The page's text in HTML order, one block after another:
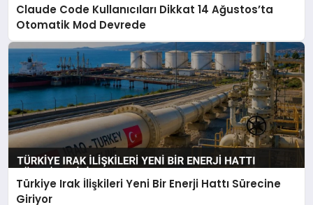
Claude Code Kullanıcıları Dikkat 14 Ağustos’ta
Otomatik Mod Devrede
Türkiye Irak İlişkileri Yeni Bir Enerji Hattı Sürecine
Giriyor